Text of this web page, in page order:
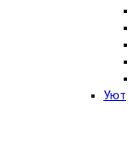
Уют